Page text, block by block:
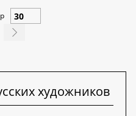
художников